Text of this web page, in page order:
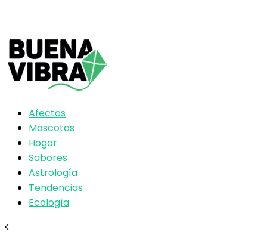
Afectos
Mascotas
Hogar
Sabores
Astrología
Tendencias
Ecología